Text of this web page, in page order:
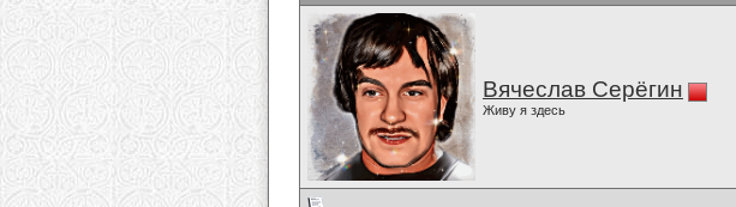
Вячеслав Серёгин
Живу я здесь